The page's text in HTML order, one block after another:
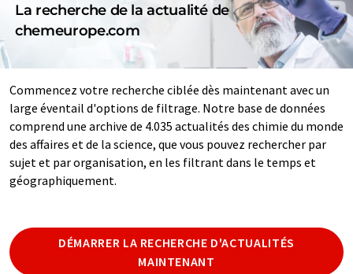
La recherche de la actualité de
chemeurope.com
Commencez votre recherche ciblée dès maintenant avec un
large éventail d'options de filtrage. Notre base de données
comprend une archive de 4.035 actualités des chimie du monde
des affaires et de la science, que vous pouvez rechercher par
sujet et par organisation, en les filtrant dans le temps et
géographiquement.
DÉMARRER LA RECHERCHE D'ACTUALITÉS
MAINTENANT